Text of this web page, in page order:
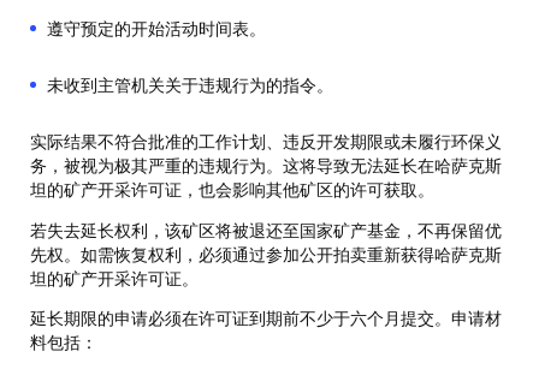
遵守预定的开始活动时间表。
未收到主管机关关于违规行为的指令。
实际结果不符合批准的工作计划、违反开发期限或未履行环保义
务，被视为极其严重的违规行为。这将导致无法延长在哈萨克斯
坦的矿产开采许可证，也会影响其他矿区的许可获取。
若失去延长权利，该矿区将被退还至国家矿产基金，不再保留优
先权。如需恢复权利，必须通过参加公开拍卖重新获得哈萨克斯
坦的矿产开采许可证。
延长期限的申请必须在许可证到期前不少于六个月提交。申请材
料包括：